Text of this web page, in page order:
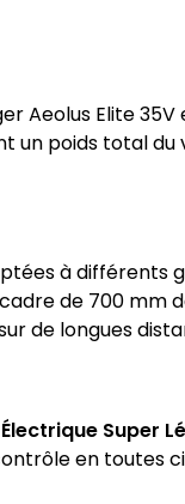
Aeolus Elite
poids total du
à différents
cadre de 700
de longues
Super
en toutes